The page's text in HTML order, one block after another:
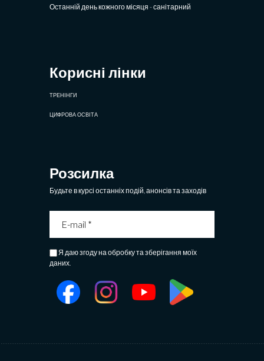
Останній день кожного місяця - санітарний
Корисні лінки
ТРЕНІНГИ
ЦИФРОВА ОСВІТА
Розсилка
Будьте в курсі останніх подій, анонсів та заходів
Я даю згоду на обробку та зберігання моїх
даних.